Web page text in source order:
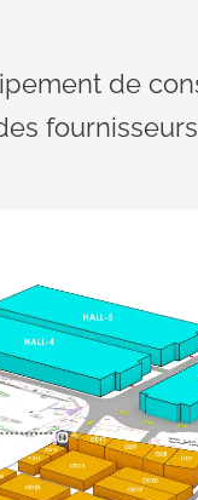
de